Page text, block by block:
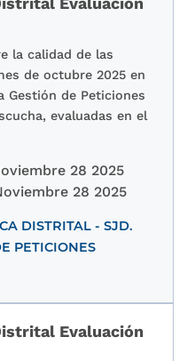
la calidad de las
de octubre 2025 en
Gestión de Peticiones
evaluadas en el
28 2025
28 2025
DISTRITAL - SJD.
PETICIONES
Evaluación